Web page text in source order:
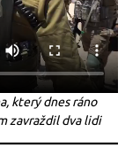
který dnes ráno
zavraždil dva lidi